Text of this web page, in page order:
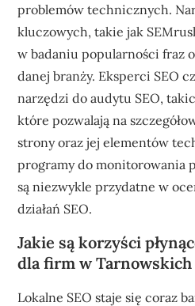
problemów technicznych.
kluczowych, takie jak
w badaniu popularności fraz
danej branży. Eksperci SEO
narzędzi do audytu SEO,
które pozwalają na
strony oraz jej elementów
programy do monitorowania
są niezwykle przydatne w
działań SEO.
Jakie są korzyści
dla firm w Tarnowskich
Lokalne SEO staje się coraz